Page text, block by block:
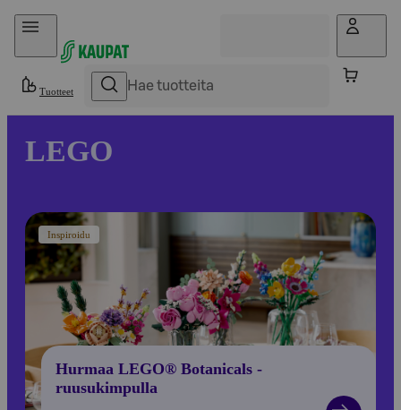
Hyppää sisältöön
Tuotteet
LEGO
Inspiroidu
Hurmaa LEGO® Botanicals -
ruusukimpulla